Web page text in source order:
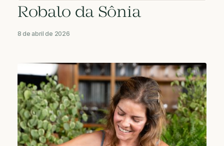
Robalo da Sônia
8 de abril de 2026